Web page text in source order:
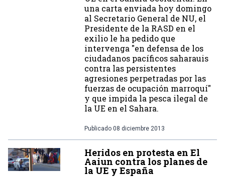
una carta enviada hoy domingo
al Secretario General de NU, el
Presidente de la RASD en el
exilio le ha pedido que
intervenga "en defensa de los
ciudadanos pacíficos saharauis
contra las persistentes
agresiones perpetradas por las
fuerzas de ocupación marroquí"
y que impida la pesca ilegal de
la UE en el Sahara.
Publicado 08 diciembre 2013
Heridos en protesta en El
Aaiun contra los planes de
la UE y España